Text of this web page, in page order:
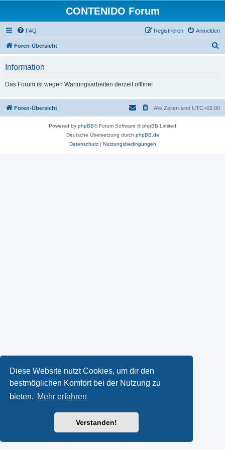
Diese Website nutzt Cookies, um dir den
bestmöglichen Komfort bei der Nutzung zu
bieten. Mehr erfahren
Verstanden!
CONTENIDO Forum
FAQ Anmelden
Registrieren
Foren-Übersicht
Information
Das Forum ist wegen Wartungsarbeiten derzeit offline!
Foren-Übersicht Alle Zeiten sind UTC+02:00
Powered by phpBB® Forum Software © phpBB Limited
Deutsche Übersetzung durch phpBB.de
Datenschutz| Nutzungsbedingungen